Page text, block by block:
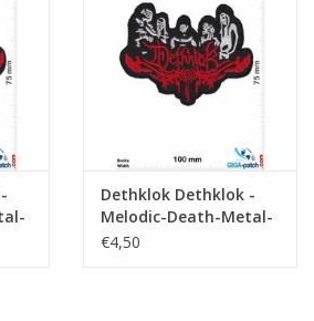
Dethklok Dethklok -
Melodic-Death-Metal-
Band
€4,50